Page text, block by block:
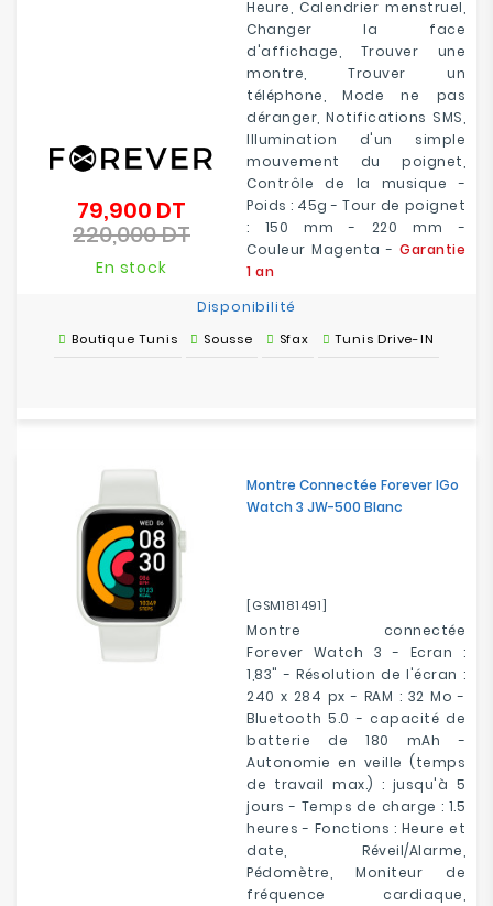
Heure, Calendrier menstruel,
Changer la face
d'affichage, Trouver une
montre, Trouver un
téléphone, Mode ne pas
déranger, Notifications SMS,
Illumination d'un simple
mouvement du poignet,
Contrôle de la musique -
Poids : 45g - Tour de poignet
: 150 mm - 220 mm -
Couleur Magenta - Garantie
1 an
79,900 DT
de
220,000 DTPrix
En stock
Disponibilité
Boutique Tunis Sousse Sfax Tunis Drive-IN
Montre Connectée Forever IGo
Watch 3 JW-500 Blanc
[GSM181491]
Montre connectée
Forever Watch 3 - Ecran :
1,83" - Résolution de l'écran :
240 x 284 px - RAM : 32 Mo -
Bluetooth 5.0 - capacité de
batterie de 180 mAh -
Autonomie en veille (temps
de travail max.) : jusqu'à 5
jours - Temps de charge : 1.5
heures - Fonctions : Heure et
date, Réveil/Alarme,
Pédomètre, Moniteur de
fréquence cardiaque,